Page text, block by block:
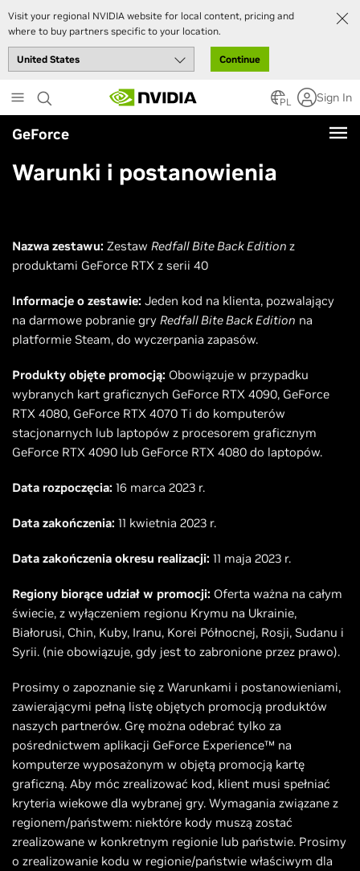
Visit your regional NVIDIA website for local content, pricing and
where to buy partners specific to your location.
Continue
to
main
content
PL Sign In
GeForce
Warunki i postanowienia
Nazwa zestawu: Zestaw Redfall Bite Back Edition z
produktami GeForce RTX z serii 40
Informacje o zestawie: Jeden kod na klienta, pozwalający
na darmowe pobranie gry Redfall Bite Back Edition na
platformie Steam, do wyczerpania zapasów.
Produkty objęte promocją: Obowiązuje w przypadku
wybranych kart graficznych GeForce RTX 4090, GeForce
RTX 4080, GeForce RTX 4070 Ti do komputerów
stacjonarnych lub laptopów z procesorem graficznym
GeForce RTX 4090 lub GeForce RTX 4080 do laptopów.
Data rozpoczęcia: 16 marca 2023 r.
Data zakończenia: 11 kwietnia 2023 r.
Data zakończenia okresu realizacji: 11 maja 2023 r.
Regiony biorące udział w promocji: Oferta ważna na całym
świecie, z wyłączeniem regionu Krymu na Ukrainie,
Białorusi, Chin, Kuby, Iranu, Korei Północnej, Rosji, Sudanu i
Syrii. (nie obowiązuje, gdy jest to zabronione przez prawo).
Prosimy o zapoznanie się z Warunkami i postanowieniami,
zawierającymi pełną listę objętych promocją produktów
naszych partnerów. Grę można odebrać tylko za
pośrednictwem aplikacji GeForce Experience™ na
komputerze wyposażonym w objętą promocją kartę
graficzną. Aby móc zrealizować kod, klient musi spełniać
kryteria wiekowe dla wybranej gry. Wymagania związane z
regionem/państwem: niektóre kody muszą zostać
zrealizowane w konkretnym regionie lub państwie. Prosimy
o zrealizowanie kodu w regionie/państwie właściwym dla